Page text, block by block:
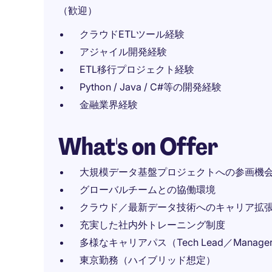
（歓迎）
クラウドETLツール経験
アジャイル開発経験
ETL移行プロジェクト経験
Python / Java / C#等の開発経験
金融業界経験
What's on Offer
大規模データ基盤プロジェクトへの参画機
グローバルチームとの協働環境
クラウド／最新データ技術へのキャリア拡
充実した社内外トレーニング制度
多様なキャリアパス（Tech Lead／Manager
東京勤務（ハイブリッド想定）